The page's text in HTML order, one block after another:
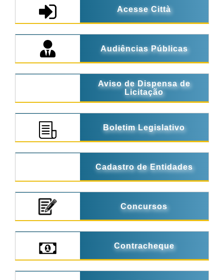
Acesse Città
Audiências Públicas
Aviso de Dispensa de
Licitação
Boletim Legislativo
Cadastro de Entidades
Concursos
Contracheque